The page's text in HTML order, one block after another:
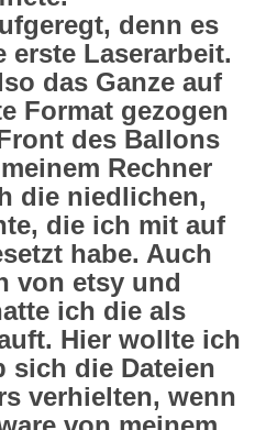
denn es
Laserarbeit.
das Ganze auf
Format gezogen
des Ballons
Rechner
die niedlichen,
die ich mit auf
habe. Auch
von etsy und
ich die als
Hier wollte ich
sich die Dateien
verhielten, wenn